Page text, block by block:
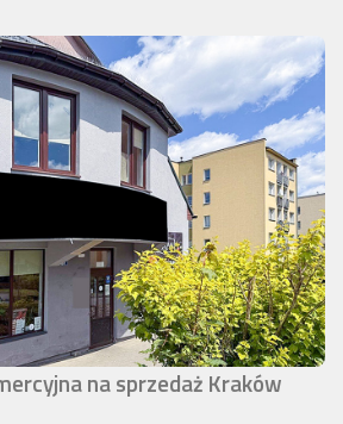
na sprzedaż Kraków